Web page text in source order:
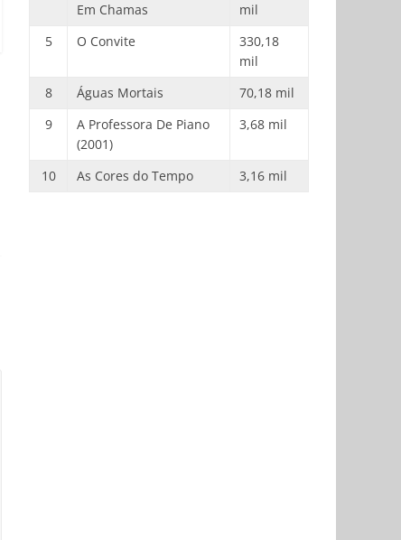
Em Chamas
mil
5
O Convite
330,18
mil
8
Águas Mortais
70,18 mil
9
A Professora De Piano
(2001)
3,68 mil
10 As Cores do Tempo 3,16 mil